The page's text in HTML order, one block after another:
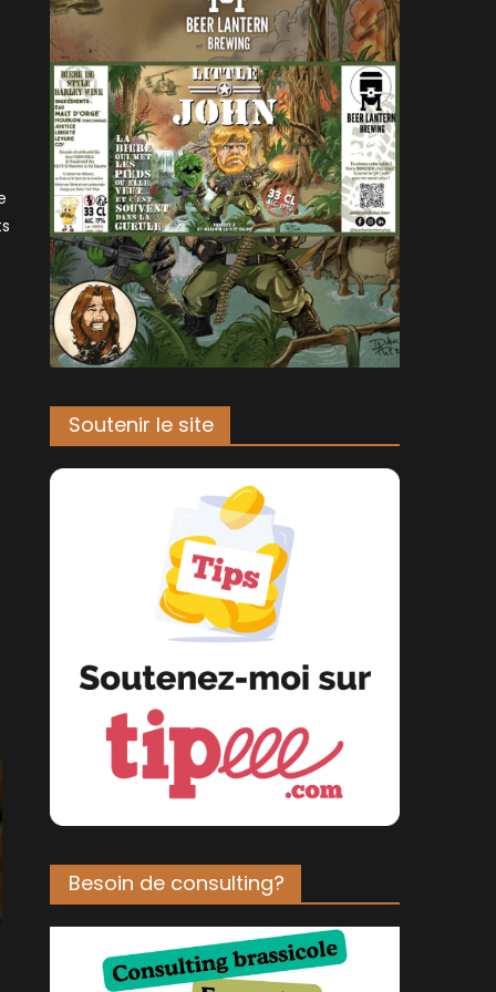
Soutenir le site
Besoin de consulting?